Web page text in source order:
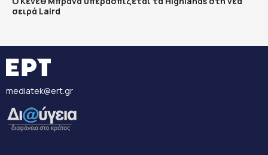
σειρά Laird
mediatek@ert.gr